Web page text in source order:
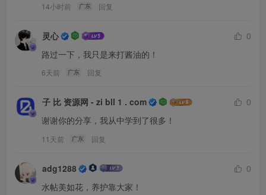
14小时前 广东 回复
灵心
0
路过一下，我只是来打酱油的！
6天前 广东 回复
子 比 资源网 - zi bll 1 . com
0
谢谢你的分享，我从中学到了很多！
11天前 广东 回复
adg1288
0
水帖美如花，养护靠大家！